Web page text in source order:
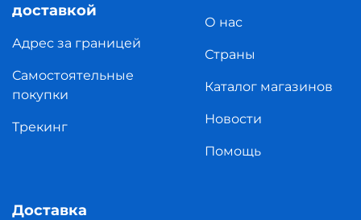
доставкой
Адрес за границей
Самостоятельные
покупки
Трекинг
О нас
Страны
Каталог магазинов
Новости
Помощь
Доставка